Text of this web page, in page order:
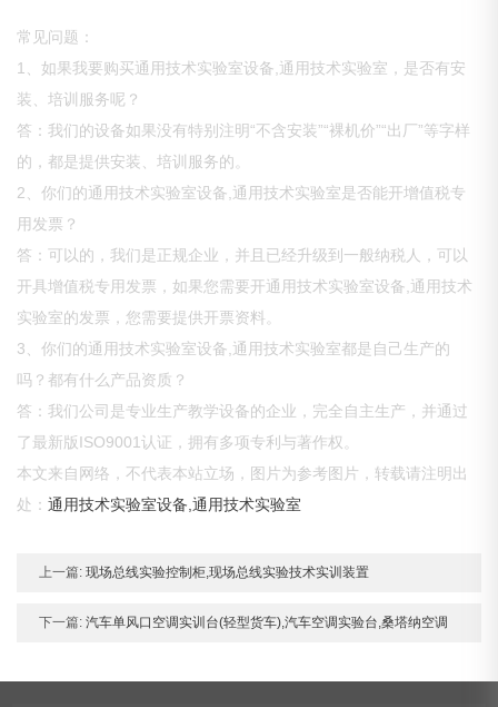
常见问题：
1、如果我要购买通用技术实验室设备,通用技术实验室，是否有安
装、培训服务呢？
答：我们的设备如果没有特别注明“不含安装”“裸机价”“出厂”等字样
的，都是提供安装、培训服务的。
2、你们的通用技术实验室设备,通用技术实验室是否能开增值税专
用发票？
答：可以的，我们是正规企业，并且已经升级到一般纳税人，可以
开具增值税专用发票，如果您需要开通用技术实验室设备,通用技术
实验室的发票，您需要提供开票资料。
3、你们的通用技术实验室设备,通用技术实验室都是自己生产的
吗？都有什么产品资质？
答：我们公司是专业生产教学设备的企业，完全自主生产，并通过
了最新版ISO9001认证，拥有多项专利与著作权。
本文来自网络，不代表本站立场，图片为参考图片，转载请注明出
处：通用技术实验室设备,通用技术实验室
上一篇: 现场总线实验控制柜,现场总线实验技术实训装置
下一篇: 汽车单风口空调实训台(轻型货车),汽车空调实验台,桑塔纳空调